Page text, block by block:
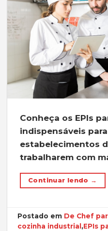
Conheça os EPIs
indispensáveis
estabelecimentos
trabalharem com
Continuar lendo →
Postado em De Chef
cozinha industrial ,EPIs